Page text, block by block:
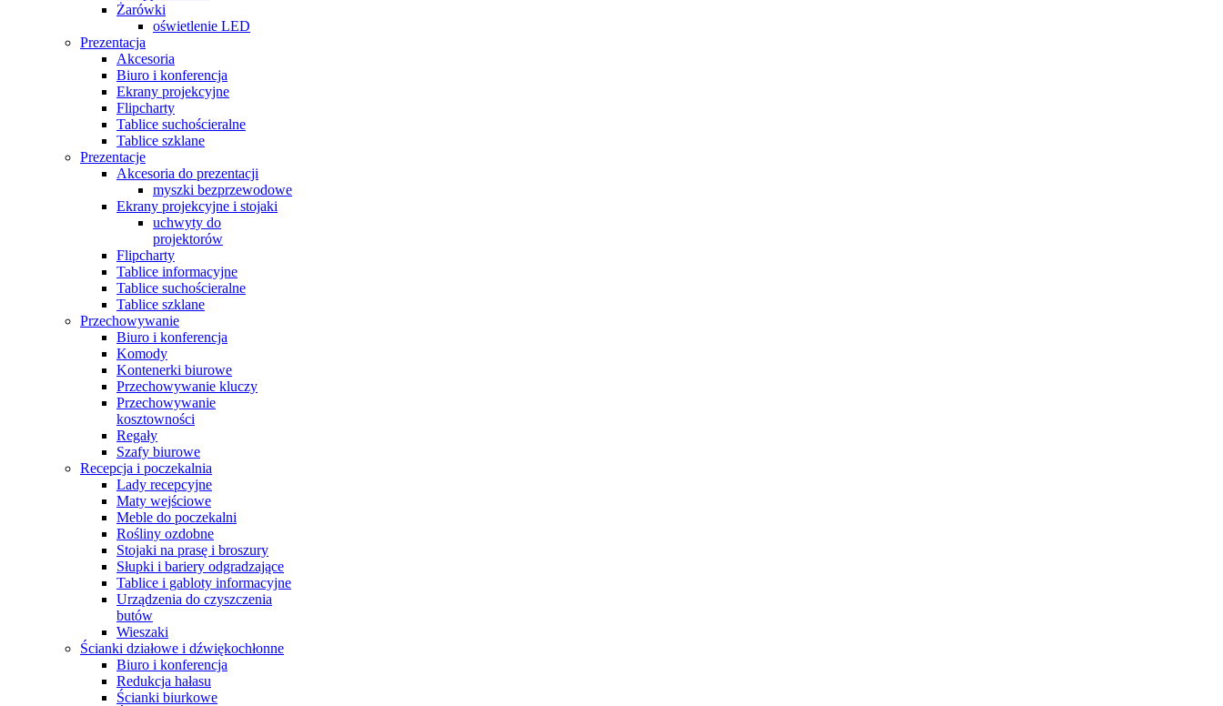
Żarówki
oświetlenie LED
Prezentacja
Akcesoria
Biuro i konferencja
Ekrany projekcyjne
Flipcharty
Tablice suchościeralne
Tablice szklane
Prezentacje
Akcesoria do prezentacji
myszki bezprzewodowe
Ekrany projekcyjne i stojaki
uchwyty do
projektorów
Flipcharty
Tablice informacyjne
Tablice suchościeralne
Tablice szklane
Przechowywanie
Biuro i konferencja
Komody
Kontenerki biurowe
Przechowywanie kluczy
Przechowywanie
kosztowności
Regały
Szafy biurowe
Recepcja i poczekalnia
Lady recepcyjne
Maty wejściowe
Meble do poczekalni
Rośliny ozdobne
Stojaki na prasę i broszury
Słupki i bariery odgradzające
Tablice i gabloty informacyjne
Urządzenia do czyszczenia
butów
Wieszaki
Ścianki działowe i dźwiękochłonne
Biuro i konferencja
Redukcja hałasu
Ścianki biurkowe